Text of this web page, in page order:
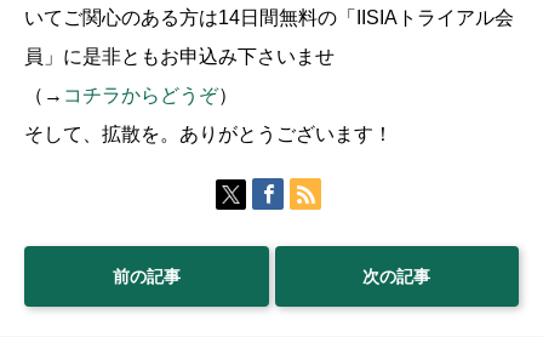
いてご関心のある方は14日間無料の「IISIAトライアル会
員」に是非ともお申込み下さいませ
（→ コチラからどうぞ）
そして、拡散を。ありがとうございます！
前の記事 次の記事